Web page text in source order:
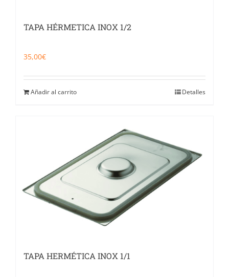
TAPA HÉRMETICA INOX 1/2
35,00€
Añadir al carrito Detalles
TAPA HERMÉTICA INOX 1/1